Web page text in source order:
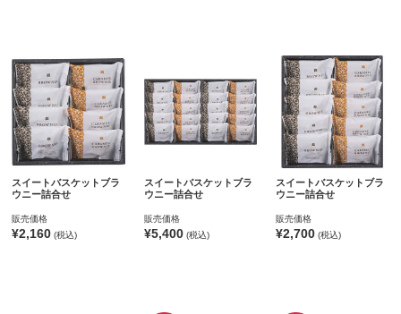
スイートバスケットブラ
ウニー詰合せ
販売価格
¥2,160 (税込)
スイートバスケットブラ
ウニー詰合せ
販売価格
¥5,400(税込)
スイートバスケットブラ
ウニー詰合せ
販売価格
¥2,700 (税込)